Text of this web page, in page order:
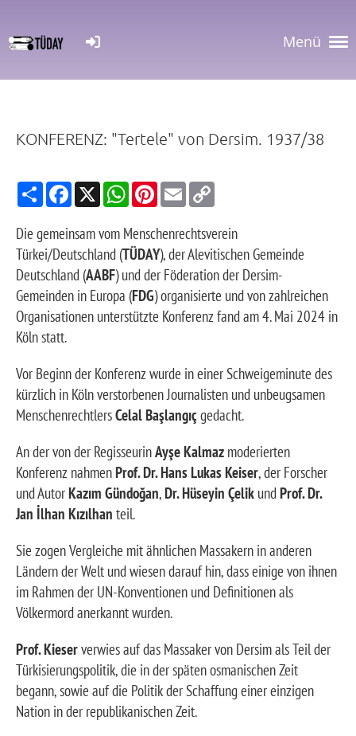
Menü
KONFERENZ: "Tertele" von Dersim. 1937/38
S
h
e
F
a
b
o
o
k
X
W
h
t
s
A
p
p
P
t
e
r
e
s
E
m
l
L
i
n
k
Die gemeinsam vom Menschenrechtsverein
Türkei/Deutschland (TÜDAY), der Alevitischen Gemeinde
Deutschland (AABF) und der Föderation der Dersim-
Gemeinden in Europa (FDG) organisierte und von zahlreichen
Organisationen unterstützte Konferenz fand am 4. Mai 2024 in
Köln statt.
Vor Beginn der Konferenz wurde in einer Schweigeminute des
kürzlich in Köln verstorbenen Journalisten und unbeugsamen
MenschenrechtlersCelal Başlangıçgedacht.
An der von der RegisseurinAyşe Kalmaz moderierten
Konferenz nahmenProf. Dr. Hans Lukas Keiser, der Forscher
und AutorKazım Gündoğan,Dr. Hüseyin Çelik undProf. Dr.
Jan İlhan Kızılhan teil.
Sie zogen Vergleiche mit ähnlichen Massakern in anderen
Ländern der Welt und wiesen darauf hin, dass einige von ihnen
im Rahmen der UN-Konventionen und Definitionen als
Völkermord anerkannt wurden.
Prof. Kieserverwies auf das Massaker von Dersim als Teil der
Türkisierungspolitik, die in der späten osmanischen Zeit
begann, sowie auf die Politik der Schaffung einer einzigen
Nation in der republikanischen Zeit.